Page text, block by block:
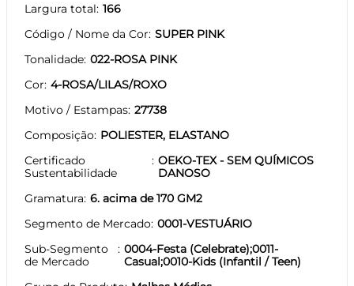
Largura total 166
Código / Nome da Cor SUPER PINK
Tonalidade 022-ROSA PINK
Cor 4-ROSA/LILAS/ROXO
Motivo / Estampas 27738
Composição POLIESTER, ELASTANO
Certificado
Sustentabilidade
OEKO-TEX - SEM QUÍMICOS
DANOSO
Gramatura 6. acima de 170 GM2
Segmento de Mercado 0001-VESTUÁRIO
Sub-Segmento
de Mercado
0004-Festa (Celebrate);0011-
Casual;0010-Kids (Infantil / Teen)